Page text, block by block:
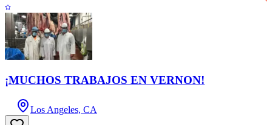
¡MUCHOS TRABAJOS EN VERNON!
Los Angeles, CA